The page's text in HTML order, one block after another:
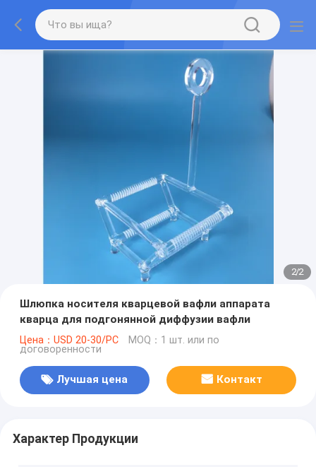
2/2
Шлюпка носителя кварцевой вафли аппарата
кварца для подгонянной диффузии вафли
Цена：USD 20-30/PC MOQ：1 шт. или по
договоренности
Лучшая цена Контакт
Характер Продукции